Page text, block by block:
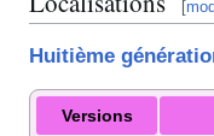
[
Huitième
Versions